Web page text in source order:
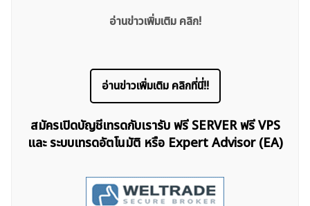
อ่านข่าวเพิ่มเติม คลิก!
อ่านข่าวเพิ่มเติม คลิกที่นี่!!
สมัครเปิดบัญชีเทรดกับเรารับ ฟรี SERVER ฟรี VPS
และ ระบบเทรดอัตโนมัติ หรือ Expert Advisor (EA)